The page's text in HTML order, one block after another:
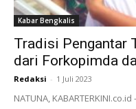
Kabar Bengkalis
Tradisi Pengantar
dari Forkopimda
Redaksi - 1 Juli 2023
NATUNA,